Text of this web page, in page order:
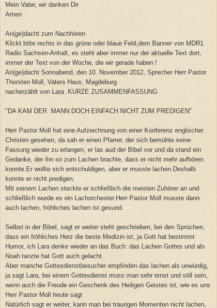
Mein Vater, wir danken Dir
Amen
An(ge)dacht zum Nachhören
Klickt bitte rechts in das grüne oder blaue Feld,dem Banner von MDR1
Radio Sachsen-Anhalt, es steht aber immer nur der aktuelle Text dort,
immer der Text von der Woche, die wir gerade haben !
An(ge)dacht Sonnabend, den 10. November 2012, Sprecher Herr Pastor
Thorsten Moll, Vaters Haus, Magdeburg
nacherzählt von Lara .KURZE ZUSAMMENFASSUNG
"DA KAM DER MANN DOCH EINFACH NICHT ZUM PREDIGEN"
Herr Pastor Moll hat eine Aufzeichnung von einer Konferenz englischer
Christen gesehen, da sah er einen Pfarrer, der sich bemühte seine
Fassung wieder zu erlangen, er las aud der Bibel vor und da stand ein
Gedanke, der ihn so zum Lachen brachte, dass er nicht mehr aufhören
konnte.Er wollte sich entschuldigen, aber er musste lachen.Deshalb
konnte er nicht predigen.
Mit seinem Lachen steckte er schließlich die meisten Zuhörer an und
schließlich wurde es ein Lachorchester.Herr Pastor Moll musste dann
auch lachen, fröhliches lachen ist gesund.
Selbst in der Bibel, sagt er weiter steht geschrieben, bei den Sprüchen,
dass ein fröhliches Herz die beste Medizin ist, ja Gott hat bestimmt
Humor, ich Lara denke wieder an das Buch: das Lachen Gottes und als
Noah tanzte hat Gott auch gelacht..
Aber manche Gottesdienstbesucher empfinden das lachen als unwürdig,
ja sagt Lara, bei einem Gottesdienst muss man sehr ernst und still sein,
wenn auch die Freude ein Geschenk des Heiligen Geistes ist, wie es uns
Herr Pastor Moll heute sagt
Natürlich sagt er weiter, kann man bei traurigen Momenten nicht lachen,